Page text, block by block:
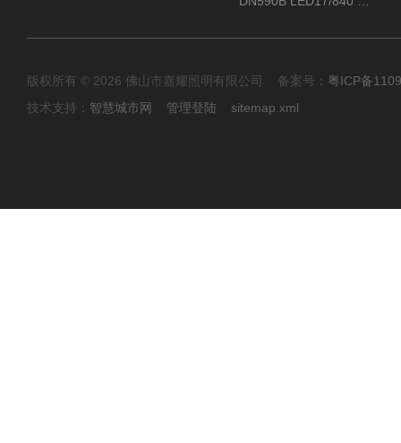
版权所有 © 2026 佛山市嘉耀照明有限公司 备案号： 粤ICP备
技术支持： 智慧城市网 管理登陆 sitemap.xml